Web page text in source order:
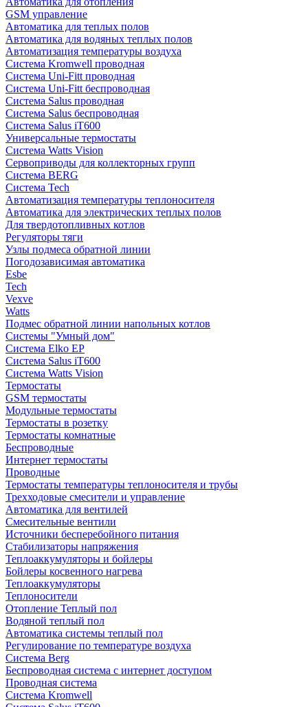
GSM управление
Автоматика для теплых полов
Автоматика для водяных теплых полов
Автоматизация температуры воздуха
Система Kromwell проводная
Система Uni-Fitt проводная
Система Uni-Fitt беспроводная
Система Salus проводная
Система Salus беспроводная
Система Salus iT600
Универсальные термостаты
Система Watts Vision
Сервоприводы для коллекторных групп
Система BERG
Система Tech
Автоматизация температуры теплоносителя
Автоматика для электрических теплых полов
Для твердотопливных котлов
Регуляторы тяги
Узлы подмеса обратной линии
Погодозависимая автоматика
Esbe
Tech
Vexve
Watts
Подмес обратной линии напольных котлов
Системы "Умный дом"
Система Elko EP
Система Salus iT600
Система Watts Vision
Термостаты
GSM термостаты
Модульные термостаты
Термостаты в розетку
Термостаты комнатные
Беспроводные
Интернет термостаты
Проводные
Термостаты температуры теплоносителя и трубы
Трехходовые смесители и управление
Автоматика для вентилей
Смесительные вентили
Источники бесперебойного питания
Стабилизаторы напряжения
Теплоаккумуляторы и бойлеры
Бойлеры косвенного нагрева
Теплоаккумуляторы
Теплоносители
Отопление Теплый пол
Водяной теплый пол
Автоматика системы теплый пол
Регулирование по температуре воздуха
Система Berg
Беспроводная система с интернет доступом
Проводная система
Система Kromwell